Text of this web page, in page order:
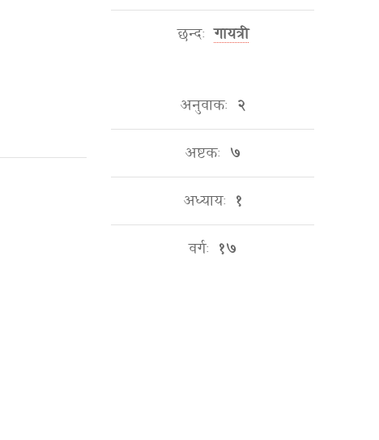
छन्दः गायत्री
अनुवाकः २
अष्टकः ७
अध्यायः १
वर्गः १७